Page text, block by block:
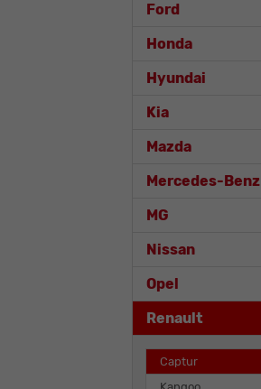
Ford
Honda
Hyundai
Kia
Mazda
Mercedes-Benz
MG
Nissan
Opel
Renault
Captur